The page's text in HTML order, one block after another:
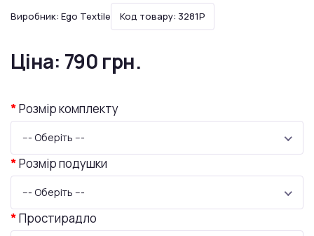
Виробник: Ego Textile Код товару: 3281P
Ціна: 790 грн.
Розмір комплекту
--- Оберіть ---
Розмір подушки
--- Оберіть ---
Простирадло